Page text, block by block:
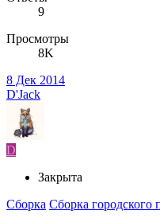
9
Просмотры
8K
8 Дек 2014
D'Jack
D
Закрыта
Сборка Сборка городского